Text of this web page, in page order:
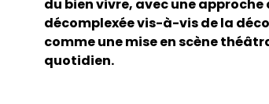
du bien vivre, avec une approche
décomplexée vis-à-vis de la
comme une mise en scène
quotidien.